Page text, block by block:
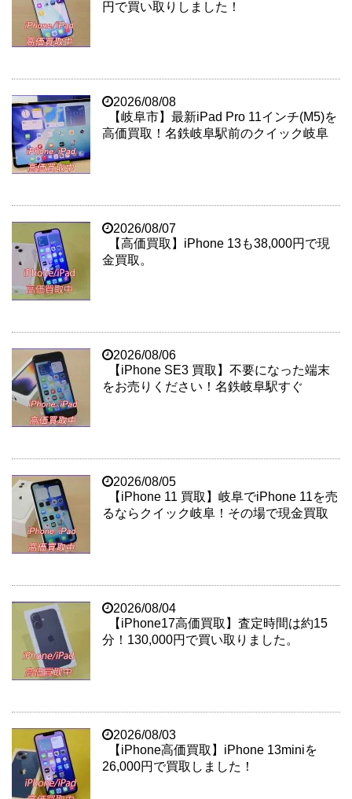
円で買い取りしました！
2026/08/08
【岐阜市】最新iPad Pro 11インチ(M5)を
高価買取！名鉄岐阜駅前のクイック岐阜
2026/08/07
【高価買取】iPhone 13も38,000円で現
金買取。
2026/08/06
【iPhone SE3 買取】不要になった端末
をお売りください！名鉄岐阜駅すぐ
2026/08/05
【iPhone 11 買取】岐阜でiPhone 11を売
るならクイック岐阜！その場で現金買取
2026/08/04
【iPhone17高価買取】査定時間は約15
分！130,000円で買い取りました。
2026/08/03
【iPhone高価買取】iPhone 13miniを
26,000円で買取しました！